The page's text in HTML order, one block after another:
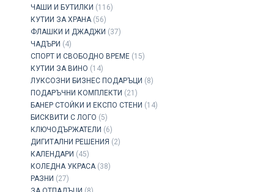
ЧАШИ И БУТИЛКИ (116)
КУТИИ ЗА ХРАНА (56)
ФЛАШКИ И ДЖАДЖИ (37)
ЧАДЪРИ (4)
СПОРТ И СВОБОДНО ВРЕМЕ (15)
КУТИИ ЗА ВИНО (14)
ЛУКСОЗНИ БИЗНЕС ПОДАРЪЦИ (8)
ПОДАРЪЧНИ КОМПЛЕКТИ (21)
БАНЕР СТОЙКИ И ЕКСПО СТЕНИ (14)
БИСКВИТИ С ЛОГО (5)
КЛЮЧОДЪРЖАТЕЛИ (6)
ДИГИТАЛНИ РЕШЕНИЯ (2)
КАЛЕНДАРИ (45)
КОЛЕДНА УКРАСА (38)
РАЗНИ (27)